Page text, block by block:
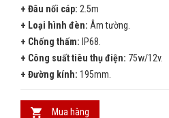
+ Đâu nối cáp: 2.5m
+ Loại hình đèn: Âm tường.
+ Chống thấm: IP68.
+ Công suất tiêu thụ điện: 75w/12v.
+ Đường kính: 195mm.
Mua hàng